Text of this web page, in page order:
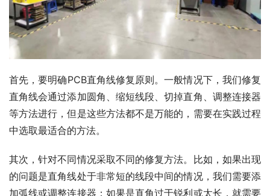
首先，要明确PCB直角线修复原则。一般情况下，我们修复
直角线会通过添加圆角、缩短线段、切掉直角、调整连接器
等方法进行，但是这些方法都不是万能的，需要在实践过程
中选取最适合的方法。
其次，针对不同情况采取不同的修复方法。比如，如果出现
的问题是直角线处于非常短的线段中间的情况，我们需要添
加弧线或调整连接器；如果是直角过于锐利或太长，就需要